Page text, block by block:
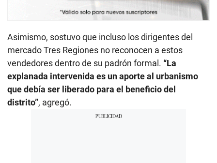
Asimismo, sostuvo que incluso los dirigentes del
mercado Tres Regiones no reconocen a estos
vendedores dentro de su padrón formal. “La
explanada intervenida es un aporte al urbanismo
que debía ser liberado para el beneficio del
distrito”, agregó.